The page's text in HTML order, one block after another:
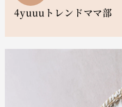
4yuuuトレンドママ部